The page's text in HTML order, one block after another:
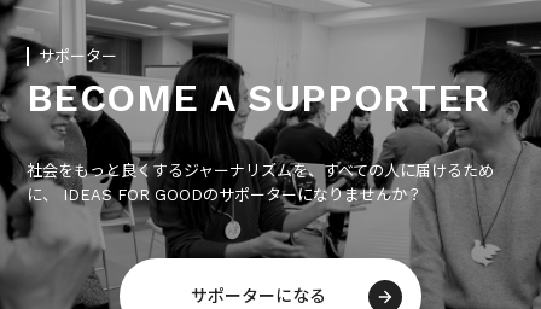
サポーター
BECOME A SUPPORTER
社会をもっと良くするジャーナリズムを、すべての人に届けるため
に、 IDEAS FOR GOODのサポーターになりませんか？
サポーターになる